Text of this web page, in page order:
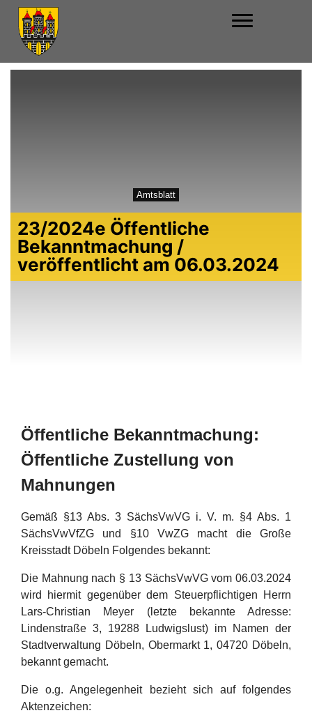
Amtsblatt
23/2024e Öffentliche
Bekanntmachung /
veröffentlicht am 06.03.2024
Öffentliche Bekanntmachung:
Öffentliche Zustellung von
Mahnungen
Gemäß §13 Abs. 3 SächsVwVG i. V. m. §4 Abs. 1
SächsVwVfZG und §10 VwZG macht die Große
Kreisstadt Döbeln Folgendes bekannt:
Die Mahnung nach § 13 SächsVwVG vom 06.03.2024
wird hiermit gegenüber dem Steuerpflichtigen Herrn
Lars-Christian Meyer (letzte bekannte Adresse:
Lindenstraße 3, 19288 Ludwigslust) im Namen der
Stadtverwaltung Döbeln, Obermarkt 1, 04720 Döbeln,
bekannt gemacht.
Die o.g. Angelegenheit bezieht sich auf folgendes
Aktenzeichen: